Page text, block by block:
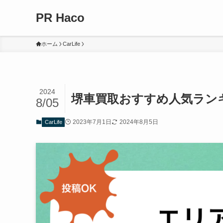
PR Haco
ホーム CarLife
堺車買取おすすめ人気ラン
2024
8/05
CarLife 2023年7月1日 2024年8月5日